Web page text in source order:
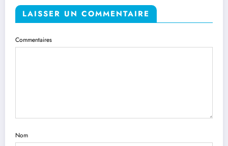
LAISSER UN COMMENTAIRE
Commentaires
Nom